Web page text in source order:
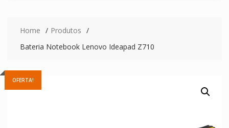
Home
Produtos
Bateria Notebook Lenovo Ideapad Z710
OFERTA!